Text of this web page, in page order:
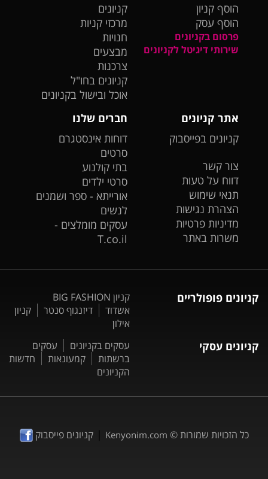
הוסף קניון
הוסף עסק
פרסום בקניונים
שירותי דיגיטל לקניונים
קניונים
מרכזי קניות
חנויות
מבצעים
צרכנות
קניונים בחו"ל
אוכל ובישול בקניונים
אתר קניונים
קניונים בפייסבוק
צור קשר
דווח על טעות
תנאי שימוש
הצהרת נגישות
מדיניות פרטיות
משרות באתר
חברים שלנו
דוחות אינסטגרם
סרטים
בתי קולנוע
סרטי ילדים
אורייתא - ספר ושמנים
לנשים
עסקים מומלצים -
T.co.il
קניונים פופולריים
קניון BIG FASHION
אשדוד
דיזנגוף סנטר
קניון
אילון
קניונים עסקי עסקים בקניונים
עסקים
ברשתות
קמעונאות
חדשות
הקניונים
כל הזכויות שמורות © Kenyonim.com
|קניונים פייסבוק